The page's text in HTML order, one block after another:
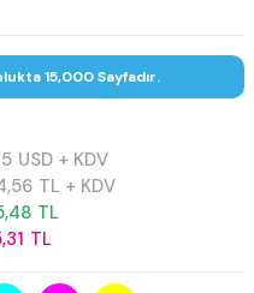
15,000 Sayfadır.
USD + KDV
TL + KDV
TL
TL